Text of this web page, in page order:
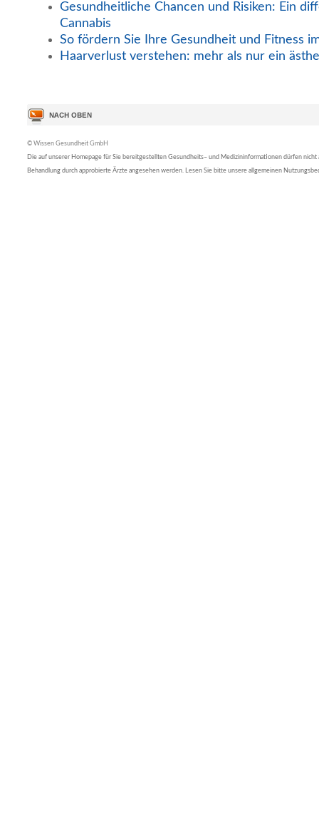
Gesundheitliche Chancen und Risiken: Ein
Cannabis
So fördern Sie Ihre Gesundheit und Fitness
Haarverlust verstehen: mehr als nur ein
© Wissen Gesundheit GmbH
Die auf unserer Homepage für Sie bereitgestellten Gesundheits– und Medizininformationen dürfen nicht
Behandlung durch approbierte Ärzte angesehen werden. Lesen Sie bitte unsere allgemeinen